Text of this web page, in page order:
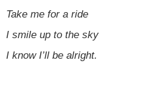
Take me for a ride
I smile up to the sky
I know I’ll be alright.